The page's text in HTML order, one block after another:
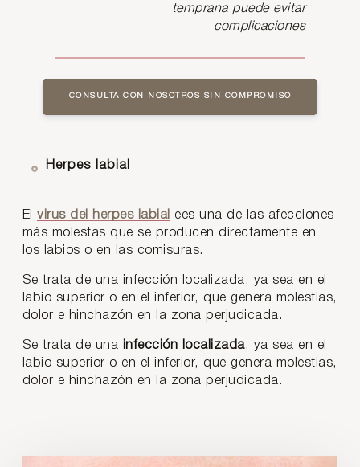
temprana puede evitar
complicaciones
CONSULTA CON NOSOTROS SIN COMPROMISO
Herpes labial
Elvirus del herpes labial ees una de las afecciones
más molestas que se producen directamente en
los labios o en las comisuras.
Se trata de una infección localizada, ya sea en el
labio superior o en el inferior, que genera molestias,
dolor e hinchazón en la zona perjudicada.
Se trata de una infección localizada, ya sea en el
labio superior o en el inferior, que genera molestias,
dolor e hinchazón en la zona perjudicada.